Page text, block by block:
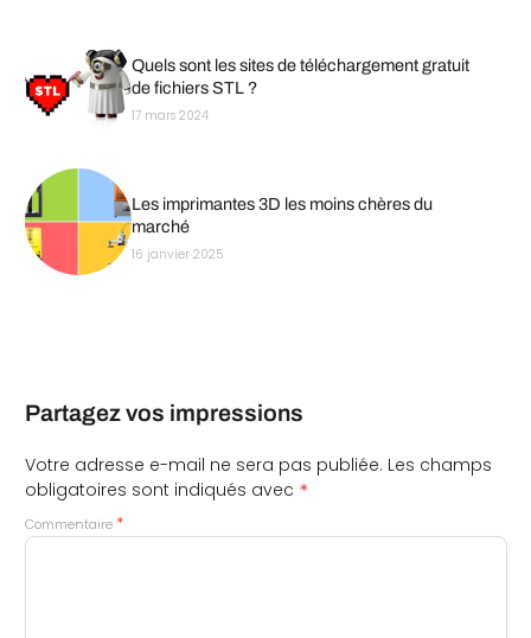
Quels sont les sites de téléchargement gratuit
de fichiers STL ?
17 mars 2024
Les imprimantes 3D les moins chères du
marché
16 janvier 2025
Partagez vos impressions
Votre adresse e-mail ne sera pas publiée. Les champs
obligatoires sont indiqués avec *
Commentaire *